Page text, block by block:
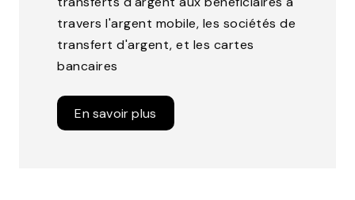
travers l'argent mobile, les sociétés de
transfert d'argent, et les cartes
bancaires
En savoir plus